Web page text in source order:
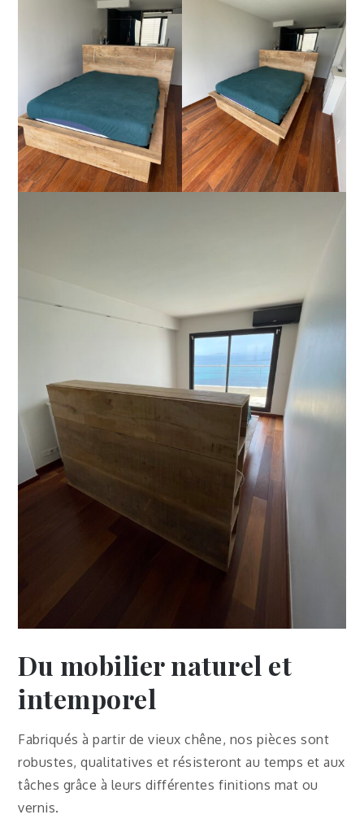
Du mobilier naturel et
intemporel
Fabriqués à partir de vieux chêne, nos pièces sont
robustes, qualitatives et résisteront au temps et aux
tâches grâce à leurs différentes finitions mat ou
vernis.